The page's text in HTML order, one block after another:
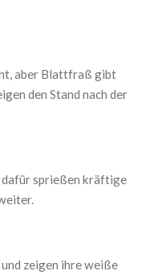
aber Blattfraß gibt
den Stand nach der
sprießen kräftige
zeigen ihre weiße